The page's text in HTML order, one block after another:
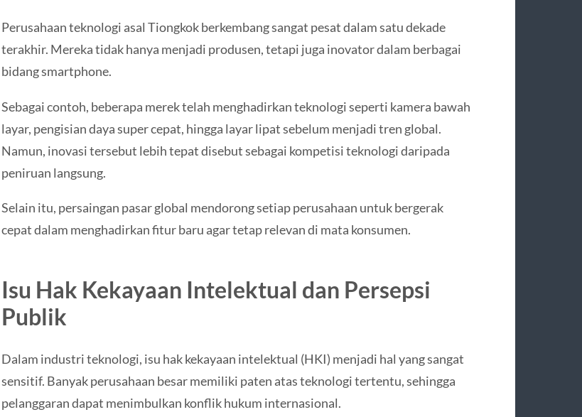
Perusahaan teknologi asal Tiongkok berkembang sangat pesat dalam satu dekade
terakhir. Mereka tidak hanya menjadi produsen, tetapi juga inovator dalam berbagai
bidang smartphone.
Sebagai contoh, beberapa merek telah menghadirkan teknologi seperti kamera bawah
layar, pengisian daya super cepat, hingga layar lipat sebelum menjadi tren global.
Namun, inovasi tersebut lebih tepat disebut sebagai kompetisi teknologi daripada
peniruan langsung.
Selain itu, persaingan pasar global mendorong setiap perusahaan untuk bergerak
cepat dalam menghadirkan fitur baru agar tetap relevan di mata konsumen.
Isu Hak Kekayaan Intelektual dan Persepsi
Publik
Dalam industri teknologi, isu hak kekayaan intelektual (HKI) menjadi hal yang sangat
sensitif. Banyak perusahaan besar memiliki paten atas teknologi tertentu, sehingga
pelanggaran dapat menimbulkan konflik hukum internasional.